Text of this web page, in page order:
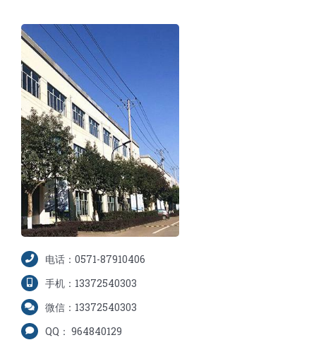
电话：0571-87910406
手机：13372540303
微信：13372540303
QQ： 964840129